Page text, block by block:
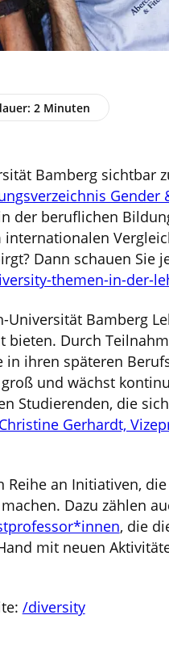
2 Minuten
Bamberg sichtbar
Gender
der beruflichen
Dann schauen Sie
themen-in-der-
Bamberg
bieten. Durch
ihren späteren
und wächst
Studierenden, die
Gerhardt,
Reihe an Initiativen,
Dazu zählen
, die
mit neuen
/diversity